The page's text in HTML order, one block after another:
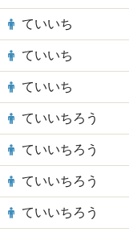
ていいち
ていいち
ていいち
ていいちろう
ていいちろう
ていいちろう
ていいちろう